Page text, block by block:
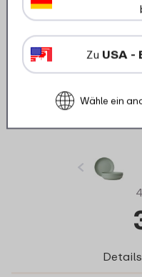
Set Suppenteller
Details
Zu USA -